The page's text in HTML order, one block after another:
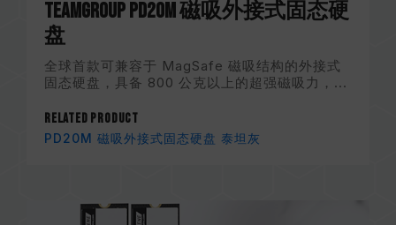
TEAMGROUP PD20M 磁吸外接式固态硬
盘
全球首款可兼容于 MagSafe 磁吸结构的外接式
固态硬盘，具备 800 公克以上的超强磁吸力，...
Related Product
PD20M 磁吸外接式固态硬盘 泰坦灰